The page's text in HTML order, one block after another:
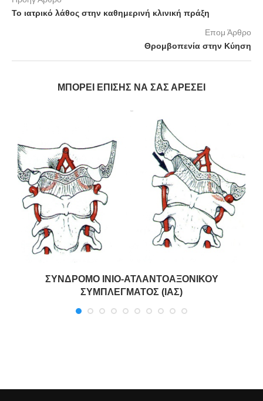
Το ιατρικό λάθος στην καθημερινή κλινική πράξη
Επομ Άρθρο
Θρομβοπενία στην Κύηση
ΜΠΟΡΕΊ ΕΠΊΣΗΣ ΝΑ ΣΑΣ ΑΡΈΣΕΙ
ΣΥΝΔΡΟΜΟ ΙΝΙΟ-ΑΤΛΑΝΤΟΑΞΟΝΙΚΟΥ
ΣΥΜΠΛΕΓΜΑΤΟΣ (ΙΑΣ)